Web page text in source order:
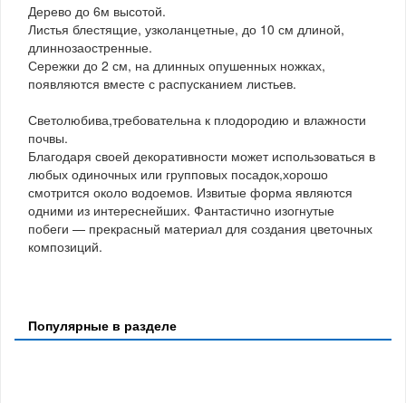
Дерево до 6м высотой.
Листья блестящие, узколанцетные, до 10 см длиной,
длиннозаостренные.
Сережки до 2 см, на длинных опушенных ножках,
появляются вместе с распусканием листьев.
Светолюбива,требовательна к плодородию и влажности
почвы.
Благодаря своей декоративности может использоваться в
любых одиночных или групповых посадок,хорошо
смотрится около водоемов. Извитые форма являются
одними из интереснейших. Фантастично изогнутые
побеги — прекрасный материал для создания цветочных
композиций.
Популярные в разделе